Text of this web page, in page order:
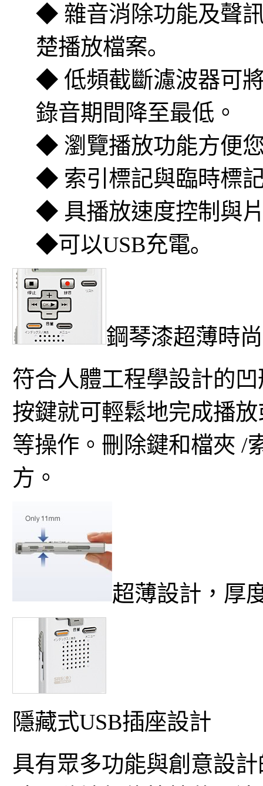
◆ 雜音消除功能及聲
楚播放檔案｡
◆ 低頻截斷濾波器可
錄音期間降至最低。
◆ 瀏覽播放功能方便
◆ 索引標記與臨時標
◆ 具播放速度控制與
◆可以USB充電｡
鋼琴漆超薄時
符合人體工程學設計的
按鍵就可輕鬆地完成播
等操作。刪除鍵和檔夾 /
方。
超薄設計，厚
隱藏式USB插座設計
具有眾多功能與創意設